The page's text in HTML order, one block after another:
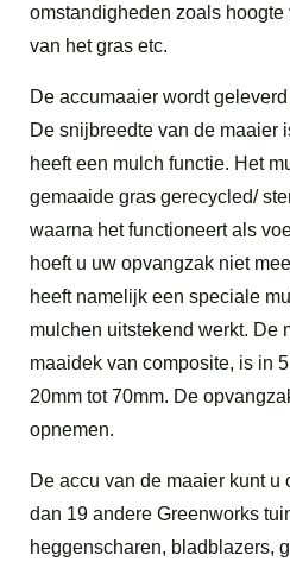
omstandigheden zoals hoogte
van het gras etc.
De accumaaier wordt
De snijbreedte van de maaier
heeft een mulch functie. Het
gemaaide gras gerecycled/
waarna het functioneert als
hoeft u uw opvangzak niet
heeft namelijk een speciale
mulchen uitstekend werkt. De
maaidek van composite, is in
20mm tot 70mm. De
opnemen.
De accu van de maaier kunt u
dan 19 andere Greenworks
heggenscharen, bladblazers,